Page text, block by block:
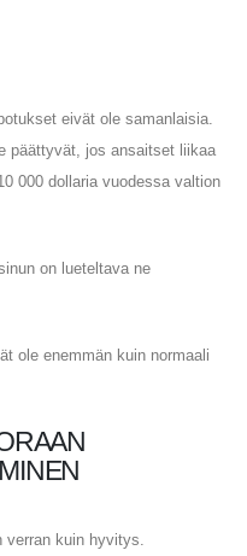
eivät ole samanlaisia.
päättyvät, jos ansaitset liikaa
000 dollaria vuodessa valtion
on lueteltava ne
ole enemmän kuin normaali
kuin hyvitys.